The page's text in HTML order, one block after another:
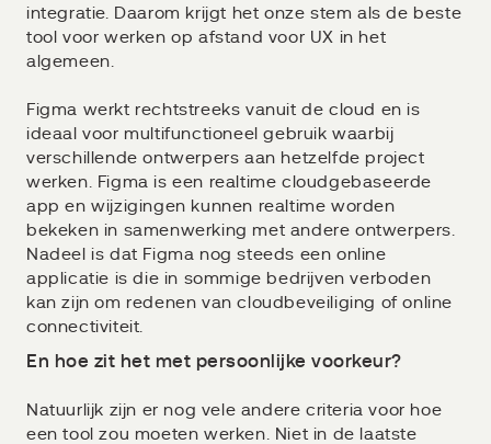
integratie. Daarom krijgt het onze stem als de beste
tool voor werken op afstand voor UX in het
algemeen.
Figma werkt rechtstreeks vanuit de cloud en is
ideaal voor multifunctioneel gebruik waarbij
verschillende ontwerpers aan hetzelfde project
werken. Figma is een realtime cloudgebaseerde
app en wijzigingen kunnen realtime worden
bekeken in samenwerking met andere ontwerpers.
Nadeel is dat Figma nog steeds een online
applicatie is die in sommige bedrijven verboden
kan zijn om redenen van cloudbeveiliging of online
connectiviteit.
En hoe zit het met persoonlijke voorkeur?
Natuurlijk zijn er nog vele andere criteria voor hoe
een tool zou moeten werken. Niet in de laatste